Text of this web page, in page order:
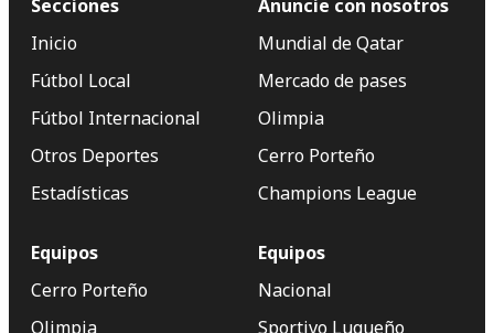
Secciones
Inicio
Fútbol Local
Fútbol Internacional
Otros Deportes
Estadísticas
Anuncie con nosotros
Mundial de Qatar
Mercado de pases
Olimpia
Cerro Porteño
Champions League
Equipos
Cerro Porteño
Olimpia
Equipos
Nacional
Sportivo Luqueño